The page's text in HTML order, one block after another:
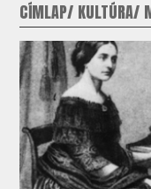
CÍMLAP KULTÚRA